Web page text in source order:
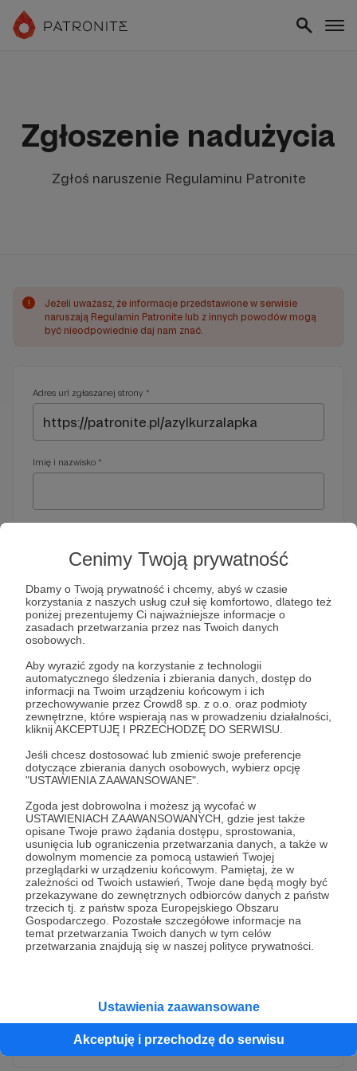
Cenimy Twoją prywatność
Dbamy o Twoją prywatność i chcemy, abyś w czasie
korzystania z naszych usług czuł się komfortowo, dlatego też
poniżej prezentujemy Ci najważniejsze informacje o
zasadach przetwarzania przez nas Twoich danych
osobowych.
Aby wyrazić zgody na korzystanie z technologii
automatycznego śledzenia i zbierania danych, dostęp do
informacji na Twoim urządzeniu końcowym i ich
przechowywanie przez Crowd8 sp. z o.o. oraz podmioty
zewnętrzne, które wspierają nas w prowadzeniu działalności,
kliknij AKCEPTUJĘ I PRZECHODZĘ DO SERWISU.
Jeśli chcesz dostosować lub zmienić swoje preferencje
dotyczące zbierania danych osobowych, wybierz opcję
"USTAWIENIA ZAAWANSOWANE".
Zgoda jest dobrowolna i możesz ją wycofać w
USTAWIENIACH ZAAWANSOWANYCH, gdzie jest także
opisane Twoje prawo żądania dostępu, sprostowania,
usunięcia lub ograniczenia przetwarzania danych, a także w
dowolnym momencie za pomocą ustawień Twojej
przeglądarki w urządzeniu końcowym. Pamiętaj, że w
zależności od Twoich ustawień, Twoje dane będą mogły być
przekazywane do zewnętrznych odbiorców danych z państw
trzecich tj. z państw spoza Europejskiego Obszaru
Gospodarczego. Pozostałe szczegółowe informacje na
temat przetwarzania Twoich danych w tym celów
przetwarzania znajdują się w naszej polityce prywatności.
Ustawienia zaawansowane
Akceptuję i przechodzę do serwisu
Zgłoszenie nadużycia
Zgłoś naruszenie Regulaminu Patronite
!
Jeżeli uważasz, że informacje przedstawione w serwisie
naruszają Regulamin Patronite lub z innych powodów mogą
być nieodpowiednie daj nam znać.
Adres url zgłaszanej strony *
Imię i nazwisko *
Telefon *
dodatkowe pytania
Treść wiadomości *
* Wyrażam zgodę na przetwarzanie moich danych
osobowych przez Patronite
Administratorem Twoich danych osobowych jest Crowd8 sp. z o.o.
z siedziba w Warszawie, ul. Żwirki i Wigury 16, 02-092 Warszawa.
Twoje dane osobowe będą przetwarzane w szczególności w celu
wykonania umowy zawartej z Tobą, w tym do umożliwienia
Gwarantujemy spełnienie wszystkich Twoich praw wynikających
z ogólnego rozporządzenia o ochronie danych, tj. prawo dostępu,
sprostowania oraz usunięcia Twoich danych, ograniczenia ich
rozwiń zgodę
Wyślij zgłoszenie